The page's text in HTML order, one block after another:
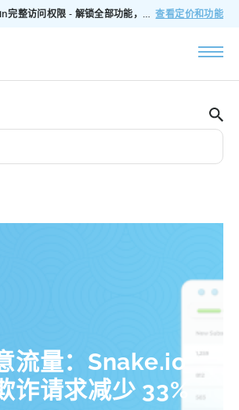
🔥$200/月畅享Tenjin完整访问权限 - 解锁全部功能，无隐藏费用，随时可取消 查看定价和功能
流量：Snake.io
诈请求减少 33%